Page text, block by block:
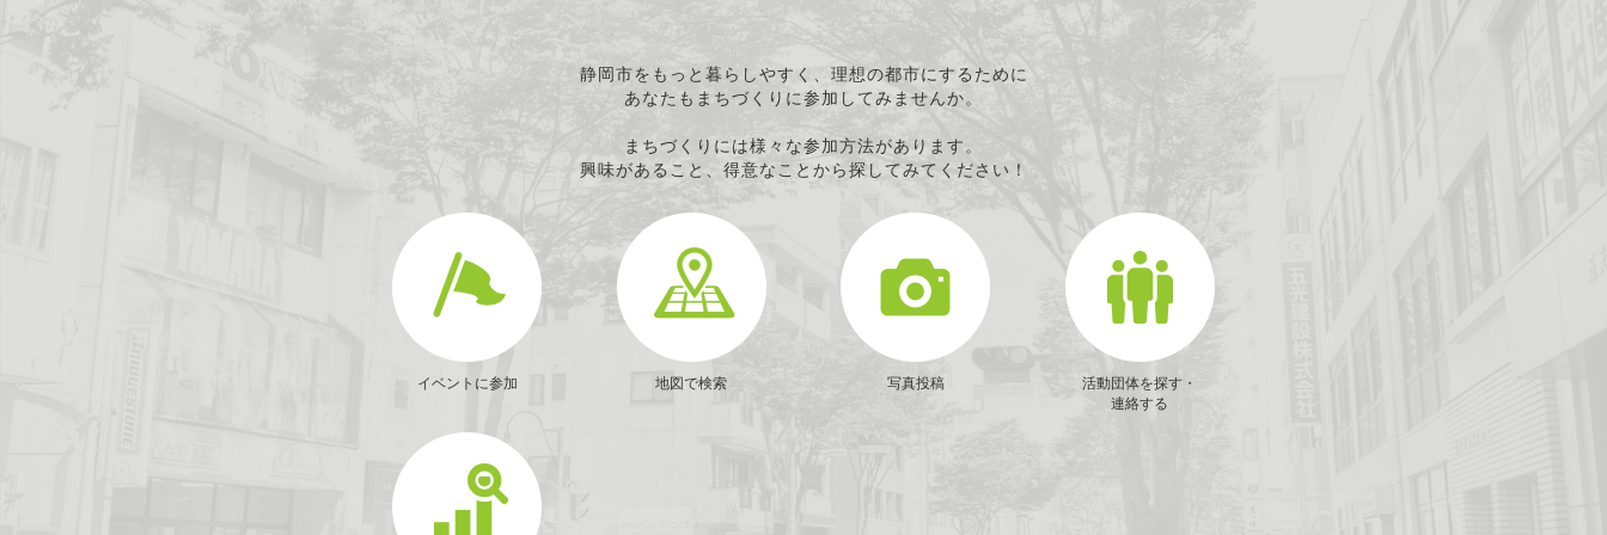
静岡市をもっと暮らしやすく、理想の都市にするために
あなたもまちづくりに参加してみませんか。
まちづくりには様々な参加方法があります。
興味があること、得意なことから探してみてください！
イベントに参加 地図で検索 写真投稿
活動団体を探す・
連絡する